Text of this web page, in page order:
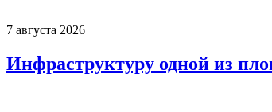
7 августа 2026
Инфраструктуру одной из